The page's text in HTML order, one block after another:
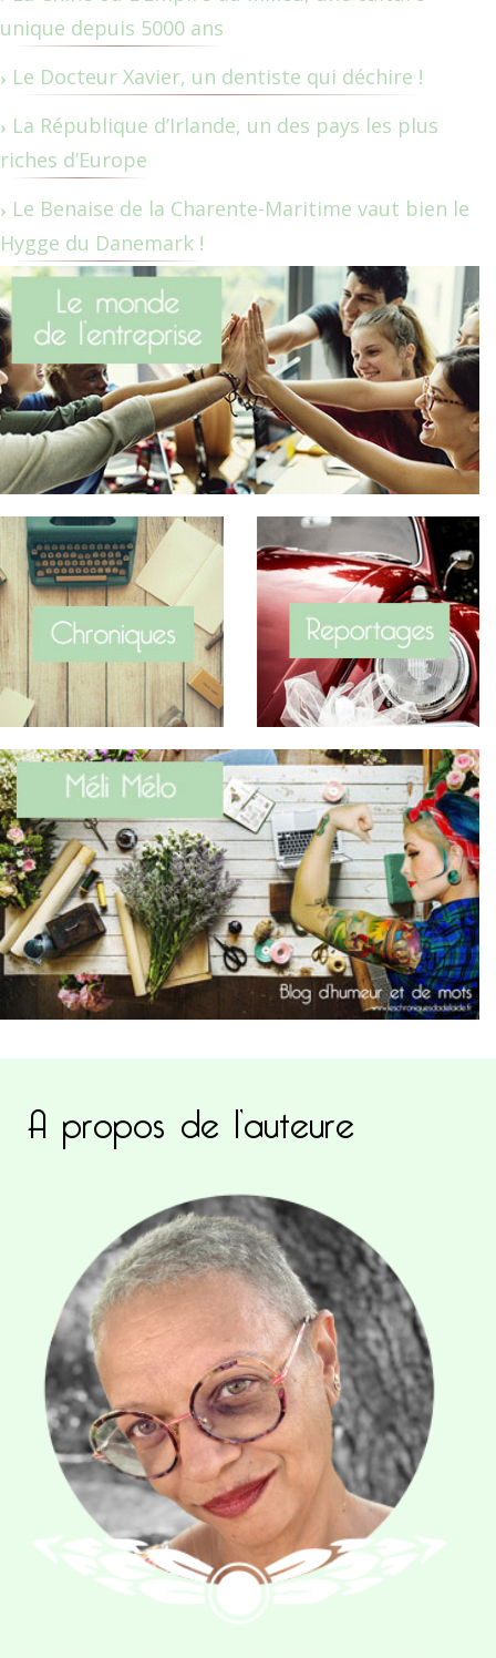
unique depuis 5000 ans
Le Docteur Xavier, un dentiste qui déchire !
La République d’Irlande, un des pays les plus
riches d’Europe
Le Benaise de la Charente-Maritime vaut bien le
Hygge du Danemark !
A propos de l’auteure